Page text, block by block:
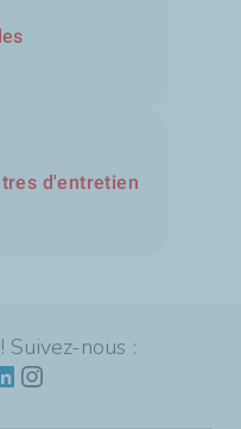
d'entretien
Suivez-nous :